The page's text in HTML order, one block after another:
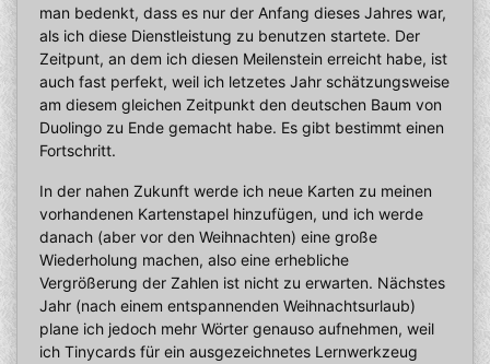
man bedenkt, dass es nur der Anfang dieses Jahres war,
als ich diese Dienstleistung zu benutzen startete. Der
Zeitpunt, an dem ich diesen Meilenstein erreicht habe, ist
auch fast perfekt, weil ich letzetes Jahr schätzungsweise
am diesem gleichen Zeitpunkt den deutschen Baum von
Duolingo zu Ende gemacht habe. Es gibt bestimmt einen
Fortschritt.
In der nahen Zukunft werde ich neue Karten zu meinen
vorhandenen Kartenstapel hinzufügen, und ich werde
danach (aber vor den Weihnachten) eine große
Wiederholung machen, also eine erhebliche
Vergrößerung der Zahlen ist nicht zu erwarten. Nächstes
Jahr (nach einem entspannenden Weihnachtsurlaub)
plane ich jedoch mehr Wörter genauso aufnehmen, weil
ich Tinycards für ein ausgezeichnetes Lernwerkzeug